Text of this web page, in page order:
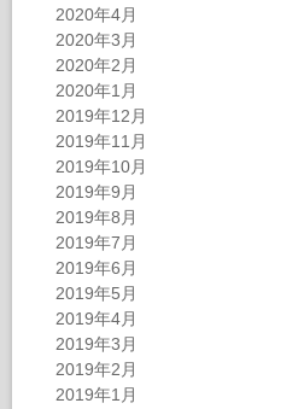
2020年4月
2020年3月
2020年2月
2020年1月
2019年12月
2019年11月
2019年10月
2019年9月
2019年8月
2019年7月
2019年6月
2019年5月
2019年4月
2019年3月
2019年2月
2019年1月